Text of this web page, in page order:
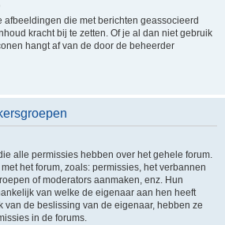
die met berichten geassocieerd
kracht bij te zetten. Of je al dan niet gebruik
hangt af van de door de beheerder
alle permissies hebben over het gehele forum.
het forum, zoals: permissies, het verbannen
of moderators aanmaken, enz. Hun
van welke de eigenaar aan hen heeft
van de beslissing van de eigenaar, hebben ze
in de forums.